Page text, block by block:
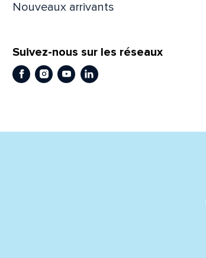
Nouveaux arrivants
Suivez-nous sur les réseaux
Facebook
Instagram
YoutubeLinkedIn